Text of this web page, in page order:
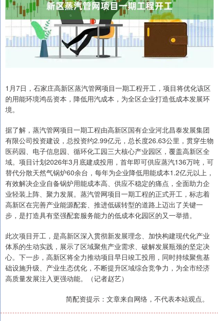
1月7日，石家庄高新区蒸汽管网项目一期工程开工，项目将优化该区
的用能环境鸿岳资本，降低用汽成本，为全区企业打造低成本发展环
境。
据了解，蒸汽管网项目一期工程由高新区国有企业河北昌泰发展集团
有限公司投资建设，总投资约2.99亿元，总长度26.63公里，贯穿生物
医药园、电子信息园、循环化工园三大核心产业园区，覆盖高新区全
域。项目计划2026年3月底建成投用，首年即可供应蒸汽136万吨，可
替代分散天然气锅炉60余台，每年为企业降低用能成本1.2亿元以上，
有效解决企业自备锅炉用能成本高、供应不稳定的痛点，全面助力企
业轻装上阵、聚力发展。蒸汽管网项目一期工程的正式开工，标志着
高新区在完善产业能源配套、推进低碳转型的道路上迈出了关键一
步，是打造具有坚强配套服务能力的低成本化园区的又一举措。
此次项目开工，是高新区深入贯彻新发展理念、加快构建现代化产业
体系的生动实践，展示了区域聚焦产业需求、破解发展瓶颈的坚定决
心。下一步，高新区将全力推动项目早日竣工投用，同时持续聚焦基
础设施升级、产业生态优化，不断提升区域综合竞争力，为全市经济
高质量发展注入更强动能。（记者赵艺）
简配资提示：文章来自网络，不代表本站观点。